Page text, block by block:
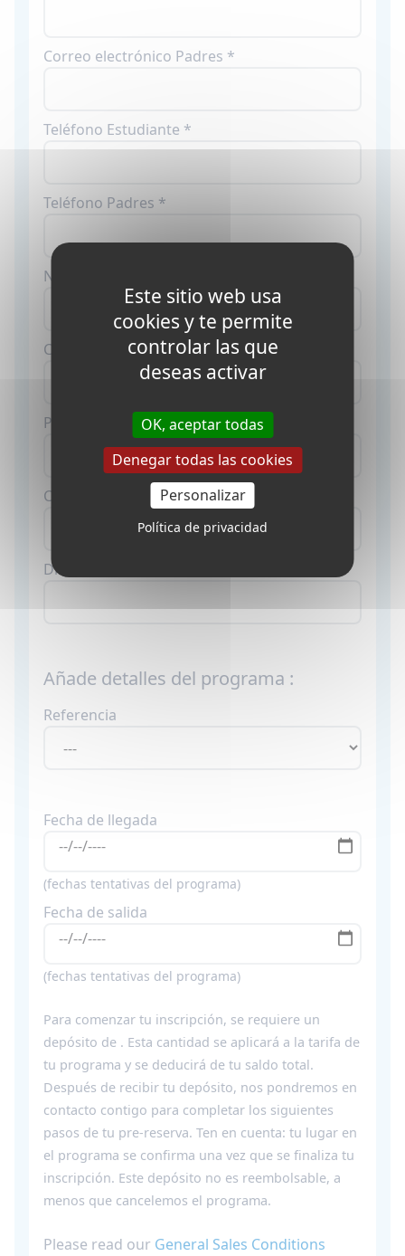
Correo electrónico Padres *
Teléfono Estudiante *
Teléfono Padres *
Nacionalidad *
Código Postal *
País *
Ciudad *
Dirección *
Añade detalles del programa :
Referencia
Fecha de llegada
(fechas tentativas del programa)
Fecha de salida
(fechas tentativas del programa)
Para comenzar tu inscripción, se requiere un
depósito de . Esta cantidad se aplicará a la tarifa de
tu programa y se deducirá de tu saldo total.
Después de recibir tu depósito, nos pondremos en
contacto contigo para completar los siguientes
pasos de tu pre-reserva. Ten en cuenta: tu lugar en
el programa se confirma una vez que se finaliza tu
inscripción. Este depósito no es reembolsable, a
menos que cancelemos el programa.
Please read our General Sales Conditions
Este sitio web usa
cookies y te permite
controlar las que
deseas activar
OK, aceptar todas
Denegar todas las cookies
Personalizar
Política de privacidad